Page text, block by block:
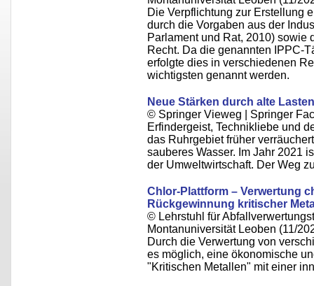
Die Verpflichtung zur Erstellung
durch die Vorgaben aus der
Parlament und Rat, 2010) sowie
Recht. Da die genannten IPPC-
erfolgte dies in verschiedenen
wichtigsten genannt werden.
Neue Stärken durch alte Lasten
© Springer Vieweg | Springer
Erfindergeist, Technikliebe und
das Ruhrgebiet früher
sauberes Wasser. Im Jahr 2021
der Umweltwirtschaft. Der Weg
Chlor-Plattform – Verwertung
Rückgewinnung kritischer
© Lehrstuhl für
Montanuniversität Leoben (11/
Durch die Verwertung von
es möglich, eine ökonomische
"Kritischen Metallen" mit einer